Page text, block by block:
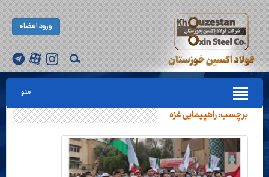
ورود اعضاء
منو
برچسب:راهپیمایی غزه